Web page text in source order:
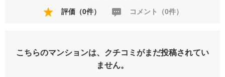
評価（0件） コメント（0件）
こちらのマンションは、クチコミがまだ投稿されてい
ません。